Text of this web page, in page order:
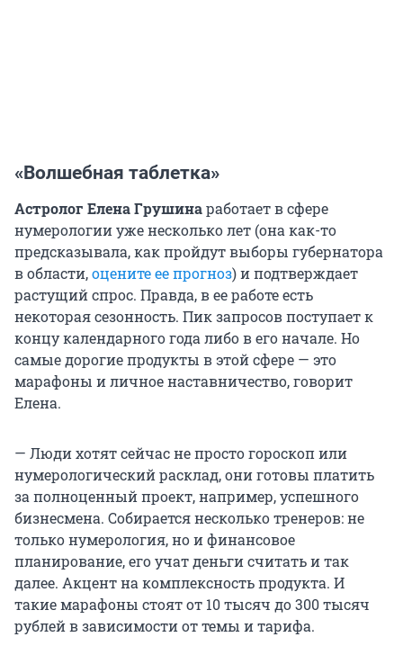
«Волшебная таблетка»
Астролог Елена Грушинаработает в сфере
нумерологии уже несколько лет (она как-то
предсказывала, как пройдут выборы губернатора
в области,оцените ее прогноз) и подтверждает
растущий спрос. Правда, в ее работе есть
некоторая сезонность. Пик запросов поступает к
концу календарного года либо в его начале. Но
самые дорогие продукты в этой сфере — это
марафоны и личное наставничество, говорит
Елена.
— Люди хотят сейчас не просто гороскоп или
нумерологический расклад, они готовы платить
за полноценный проект, например, успешного
бизнесмена. Собирается несколько тренеров: не
только нумерология, но и финансовое
планирование, его учат деньги считать и так
далее. Акцент на комплексность продукта. И
такие марафоны стоят от 10 тысяч до 300 тысяч
рублей в зависимости от темы и тарифа.